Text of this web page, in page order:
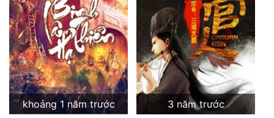
khoảng 1 năm trước
3 năm trước